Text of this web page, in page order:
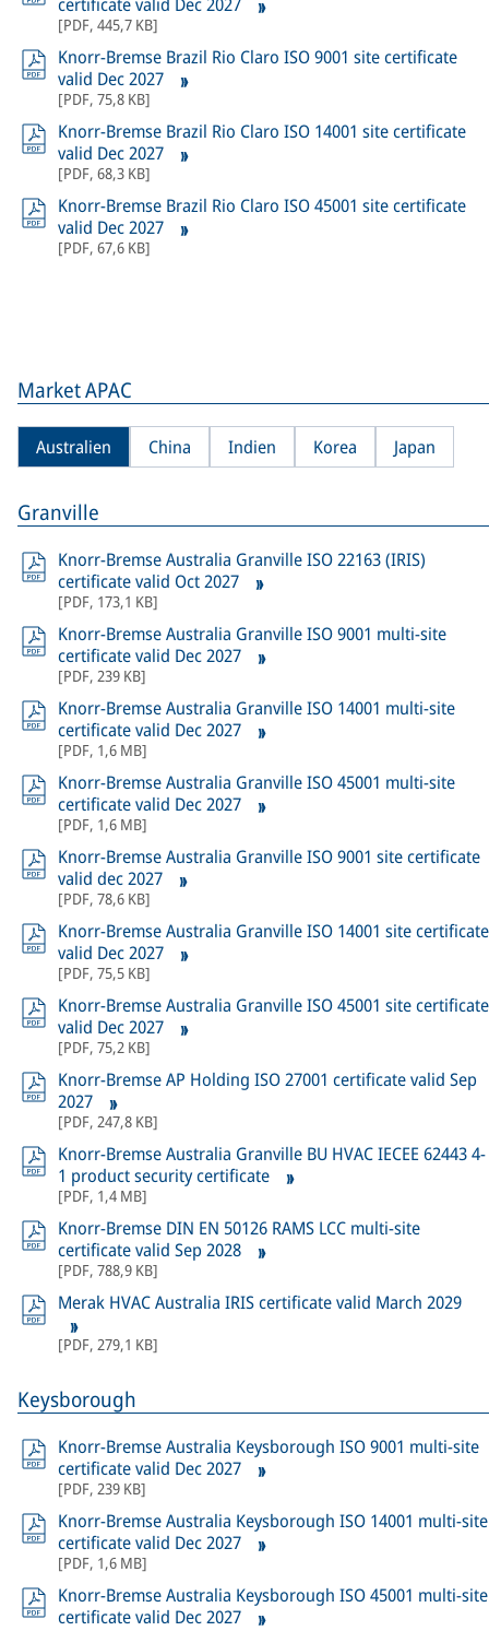
[PDF, 445,7 KB]
Knorr-Bremse Brazil Rio Claro ISO 9001 site certificate
valid Dec 2027
[PDF, 75,8 KB]
Knorr-Bremse Brazil Rio Claro ISO 14001 site certificate
valid Dec 2027
[PDF, 68,3 KB]
Knorr-Bremse Brazil Rio Claro ISO 45001 site certificate
valid Dec 2027
[PDF, 67,6 KB]
Market APAC
Australien China Indien Korea Japan
Granville
Knorr-Bremse Australia Granville ISO 22163 (IRIS)
certificate valid Oct 2027
[PDF, 173,1 KB]
Knorr-Bremse Australia Granville ISO 9001 multi-site
certificate valid Dec 2027
[PDF, 239 KB]
Knorr-Bremse Australia Granville ISO 14001 multi-site
certificate valid Dec 2027
[PDF, 1,6 MB]
Knorr-Bremse Australia Granville ISO 45001 multi-site
certificate valid Dec 2027
[PDF, 1,6 MB]
Knorr-Bremse Australia Granville ISO 9001 site certificate
valid dec 2027
[PDF, 78,6 KB]
Knorr-Bremse Australia Granville ISO 14001 site certificate
valid Dec 2027
[PDF, 75,5 KB]
Knorr-Bremse Australia Granville ISO 45001 site certificate
valid Dec 2027
[PDF, 75,2 KB]
Knorr-Bremse AP Holding ISO 27001 certificate valid Sep
2027
[PDF, 247,8 KB]
Knorr-Bremse Australia Granville BU HVAC IECEE 62443 4-
1 product security certificate
[PDF, 1,4 MB]
Knorr-Bremse DIN EN 50126 RAMS LCC multi-site
certificate valid Sep 2028
[PDF, 788,9 KB]
Merak HVAC Australia IRIS certificate valid March 2029
[PDF, 279,1 KB]
Keysborough
Knorr-Bremse Australia Keysborough ISO 9001 multi-site
certificate valid Dec 2027
[PDF, 239 KB]
Knorr-Bremse Australia Keysborough ISO 14001 multi-site
certificate valid Dec 2027
[PDF, 1,6 MB]
Knorr-Bremse Australia Keysborough ISO 45001 multi-site
certificate valid Dec 2027